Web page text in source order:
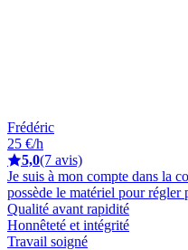
Frédéric
25 €/h
5,0(7 avis)
Je suis à mon compte dans la
possède le matériel pour régler
Qualité avant rapidité
Honnêteté et intégrité
Travail soigné